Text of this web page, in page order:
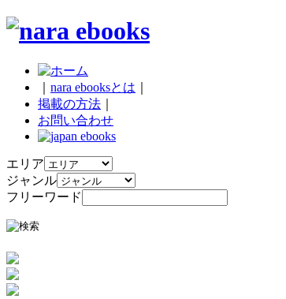
nara ebooksとは
掲載の方法
お問い合わせ
エリア
ジャンル
フリーワード